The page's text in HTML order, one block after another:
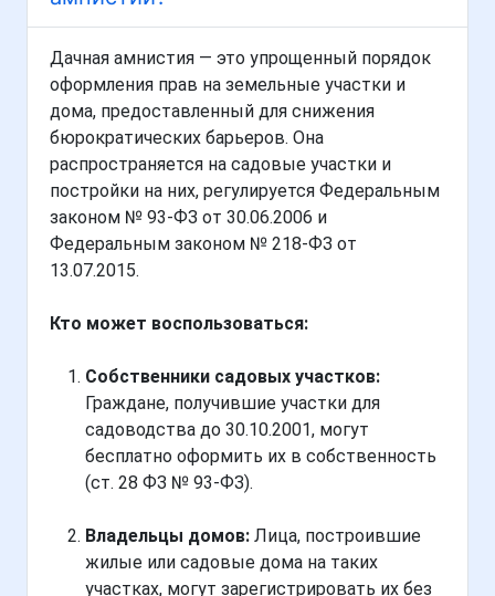
Дачная амнистия — это упрощенный порядок
оформления прав на земельные участки и
дома, предоставленный для снижения
бюрократических барьеров. Она
распространяется на садовые участки и
постройки на них, регулируется Федеральным
законом № 93-ФЗ от 30.06.2006 и
Федеральным законом № 218-ФЗ от
13.07.2015.
Кто может воспользоваться:
Собственники садовых участков:
Граждане, получившие участки для
садоводства до 30.10.2001, могут
бесплатно оформить их в собственность
(ст. 28 ФЗ № 93-ФЗ).
Владельцы домов: Лица, построившие
жилые или садовые дома на таких
участках, могут зарегистрировать их без